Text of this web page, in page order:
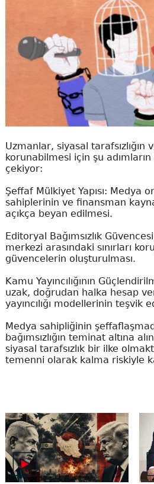
Uzmanlar, siyasal tarafsızlığın
korunabilmesi için şu
çekiyor:
Şeffaf Mülkiyet Yapısı: Medya
sahiplerinin ve finansman
açıkça beyan edilmesi.
Editoryal Bağımsızlık
merkezi arasındaki sınırları
güvencelerin oluşturulması.
Kamu Yayıncılığının
uzak, doğrudan halka hesap
yayıncılığı modellerinin teşvik
Medya sahipliğinin
bağımsızlığın teminat altına
siyasal tarafsızlık bir ilke
temenni olarak kalma riskiyle